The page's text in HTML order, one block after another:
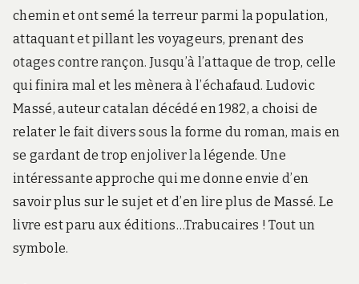
chemin et ont semé la terreur parmi la population,
attaquant et pillant les voyageurs, prenant des
otages contre rançon. Jusqu’à l’attaque de trop, celle
qui finira mal et les mènera à l’échafaud. Ludovic
Massé, auteur catalan décédé en 1982, a choisi de
relater le fait divers sous la forme du roman, mais en
se gardant de trop enjoliver la légende. Une
intéressante approche qui me donne envie d’en
savoir plus sur le sujet et d’en lire plus de Massé. Le
livre est paru aux éditions…Trabucaires ! Tout un
symbole.